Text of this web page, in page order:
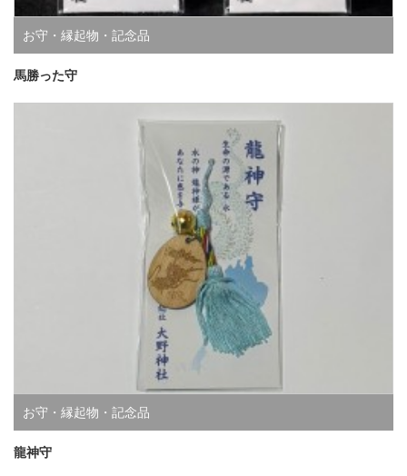
お守・縁起物・記念品
馬勝った守
お守・縁起物・記念品
龍神守